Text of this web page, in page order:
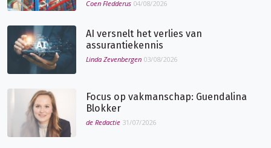
Coen Fledderus 04/08/2026
AI versnelt het verlies van
assurantiekennis
Linda Zevenbergen 03/08/2026
Focus op vakmanschap: Guendalina
Blokker
de Redactie 31/07/2026